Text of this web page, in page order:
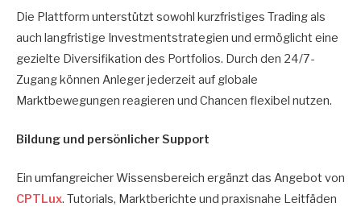
Die Plattform unterstützt sowohl kurzfristiges Trading als
auch langfristige Investmentstrategien und ermöglicht eine
gezielte Diversifikation des Portfolios. Durch den 24/7-
Zugang können Anleger jederzeit auf globale
Marktbewegungen reagieren und Chancen flexibel nutzen.
Bildung und persönlicher Support
Ein umfangreicher Wissensbereich ergänzt das Angebot von
CPTLux. Tutorials, Marktberichte und praxisnahe Leitfäden